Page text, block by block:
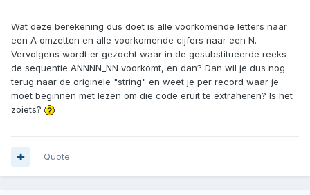
Wat deze berekening dus doet is alle voorkomende letters naar
een A omzetten en alle voorkomende cijfers naar een N.
Vervolgens wordt er gezocht waar in de gesubstitueerde reeks
de sequentie ANNNN_NN voorkomt, en dan? Dan wil je dus nog
terug naar de originele "string" en weet je per record waar je
moet beginnen met lezen om die code eruit te extraheren? Is het
zoiets?
Quote